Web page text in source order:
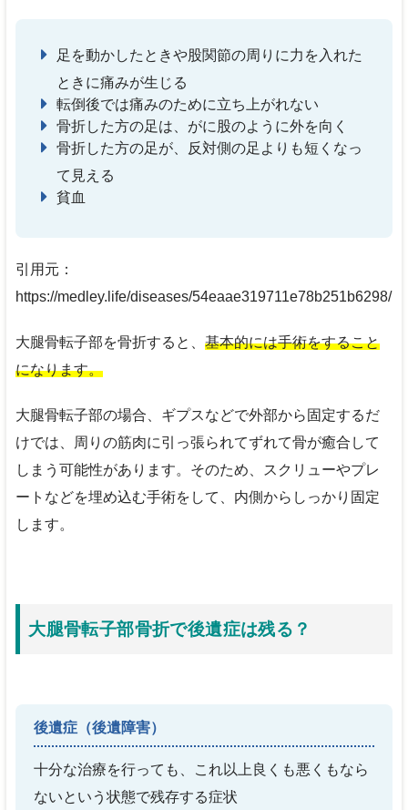
足を動かしたときや股関節の周りに力を入れた
ときに痛みが生じる
転倒後では痛みのために立ち上がれない
骨折した方の足は、がに股のように外を向く
骨折した方の足が、反対側の足よりも短くなっ
て見える
貧血
引用元：
https://medley.life/diseases/54eaae319711e78b251b6298/
大腿骨転子部を骨折すると、 基本的には手術をすること
になります。
大腿骨転子部の場合、ギプスなどで外部から固定するだ
けでは、周りの筋肉に引っ張られてずれて骨が癒合して
しまう可能性があります。そのため、スクリューやプレ
ートなどを埋め込む手術をして、内側からしっかり固定
します。
大腿骨転子部骨折で後遺症は残る？
後遺症（後遺障害）
十分な治療を行っても、これ以上良くも悪くもなら
ないという状態で残存する症状